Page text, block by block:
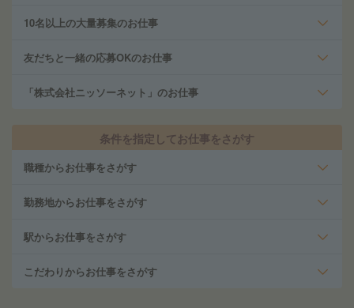
10名以上の大量募集のお仕事
友だちと一緒の応募OKのお仕事
「株式会社ニッソーネット」のお仕事
条件を指定してお仕事をさがす
職種からお仕事をさがす
勤務地からお仕事をさがす
駅からお仕事をさがす
こだわりからお仕事をさがす